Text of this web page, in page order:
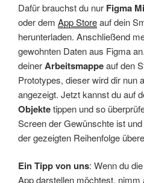
Dafür brauchst du nur Figma
oder dem App Storeauf dein
herunterladen. Anschließend
gewohnten Daten aus Figma
deinerArbeitsmappeauf den
Prototypes, dieser wird dir nun
angezeigt. Jetzt kannst du auf
Objektetippen und so
Screen der Gewünschte ist
der gezeigten Reihenfolge
Ein Tipp von uns: Wenn du
App darstellen möchtest, nimm